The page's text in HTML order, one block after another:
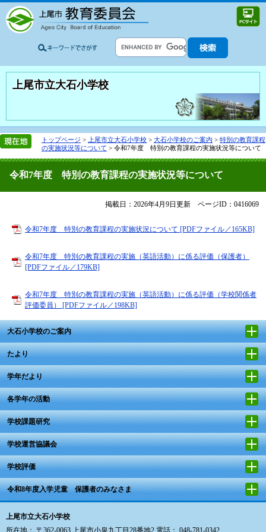
上尾市立大石小学校
トップページ > 上尾市立大石小学校 > 大石小学校のご案内 > 特別の教育課程
の実施状況等について > 令和7年度 特別の教育課程の実施状況等について
令和7年度 特別の教育課程の実施状況等について
掲載日：2026年4月9日更新 ページID：0416069
令和7年度 特別の教育課程の実施状況について [PDFファイル／165KB]
令和7年度 特別の教育課程の実施（英語活動）に係る評価（保護者）
[PDFファイル／179KB]
令和7年度 特別の教育課程の実施（英語活動）に係る評価（学校関係者
評価委員） [PDFファイル／198KB]
大石小学校のご案内
たより
学年だより
各学年の活動
学校課題研究
学校運営協議会
学校評価
令和8年度入学児童 保護者のみなさま
上尾市立大石小学校
所在地： 〒362-0063 上尾市小泉九丁目28番地2 電話： 048-781-0342